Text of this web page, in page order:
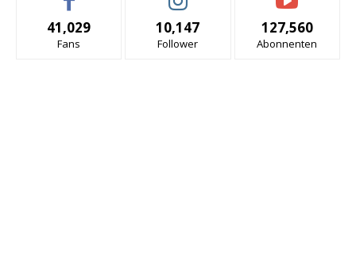
41,029
Fans
10,147
Follower
127,560
Abonnenten